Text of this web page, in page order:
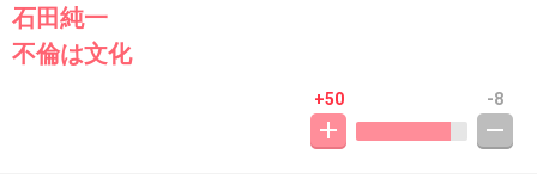
石田純一
不倫は文化
+50 -8